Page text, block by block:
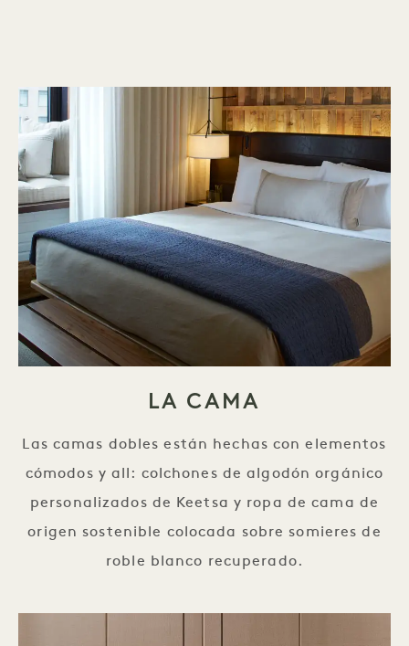
LA CAMA
Las camas dobles están hechas con elementos
cómodos y all: colchones de algodón orgánico
personalizados de Keetsa y ropa de cama de
origen sostenible colocada sobre somieres de
roble blanco recuperado.